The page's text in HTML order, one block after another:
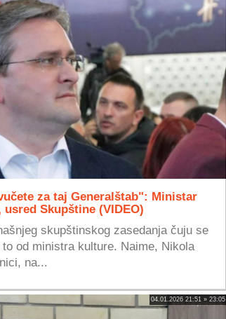
za taj Generalštab": Ministar
Skupštine (VIDEO)
skupštinskog zasedanja čuju se
od ministra kulture. Naime, Nikola
na...
04.01.2026 21:51 » 23:05